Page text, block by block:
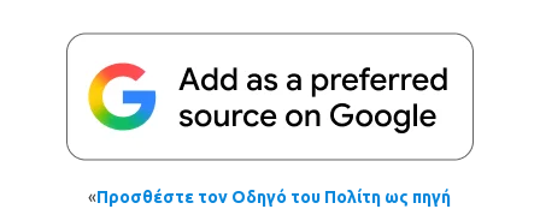
«Προσθέστε τον Οδηγό του Πολίτη ως πηγή